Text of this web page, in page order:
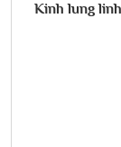
Kinh lung